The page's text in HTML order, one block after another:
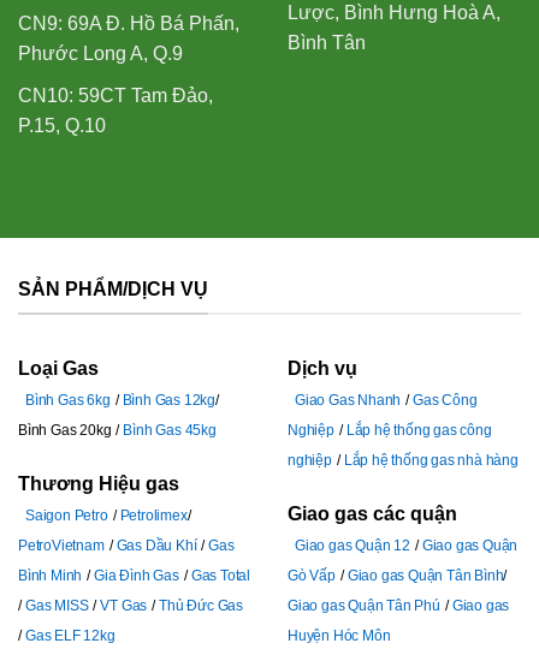
CN9: 69A Đ. Hồ Bá Phấn,
Phước Long A, Q.9
CN10: 59CT Tam Đảo,
P.15, Q.10
Lược, Bình Hưng Hoà A,
Bình Tân
SẢN PHẨM/DỊCH VỤ
Loại Gas
Bình Gas 6kg
Bình Gas 12kg
Bình Gas 20kg
Bình Gas 45kg
Thương Hiệu gas
Saigon Petro
Petrolimex
PetroVietnam
Gas Dầu Khí
Gas
Bình Minh
Gia Đình Gas
Gas Total
Gas MISS
VT Gas
Thủ Đức Gas
Gas ELF 12kg
Dịch vụ
Giao Gas Nhanh
Gas Công
Nghiệp
Lắp hệ thống gas công
nghiệp
Lắp hệ thống gas nhà hàng
Giao gas các quận
Giao gas Quận 12
Giao gas Quận
Gò Vấp
Giao gas Quận Tân Bình
Giao gas Quận Tân Phú
Giao gas
Huyện Hóc Môn